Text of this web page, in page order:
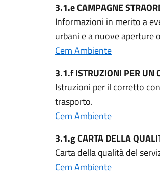
3.1.e CAMPAGNE
Informazioni in merito a
urbani e a nuove aperture
Cem Ambiente
3.1.f ISTRUZIONI PER UN
Istruzioni per il corretto
trasporto.
Cem Ambiente
3.1.g CARTA DELLA
Carta della qualità del
Cem Ambiente